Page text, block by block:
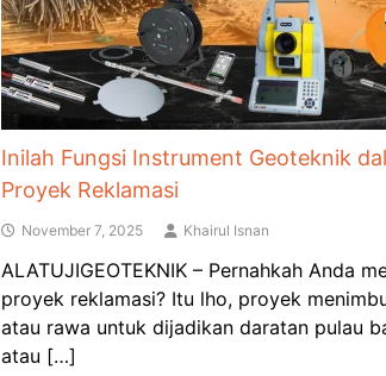
Inilah Fungsi Instrument Geoteknik
Proyek Reklamasi
November 7, 2025 Khairul Isnan
ALATUJIGEOTEKNIK – Pernahkah Anda
proyek reklamasi? Itu lho, proyek
atau rawa untuk dijadikan daratan pulau
atau […]